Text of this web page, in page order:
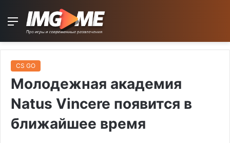
Menu
CS GO
Молодежная академия
Natus Vincere появится в
ближайшее время